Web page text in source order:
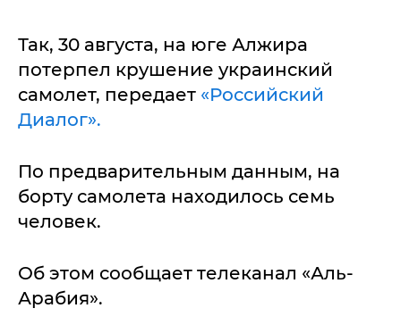
Так, 30 августа, на юге Алжира
потерпел крушение украинский
самолет, передает «Российский
Диалог».
По предварительным данным, на
борту самолета находилось семь
человек.
Об этом сообщает телеканал «Аль-
Арабия».